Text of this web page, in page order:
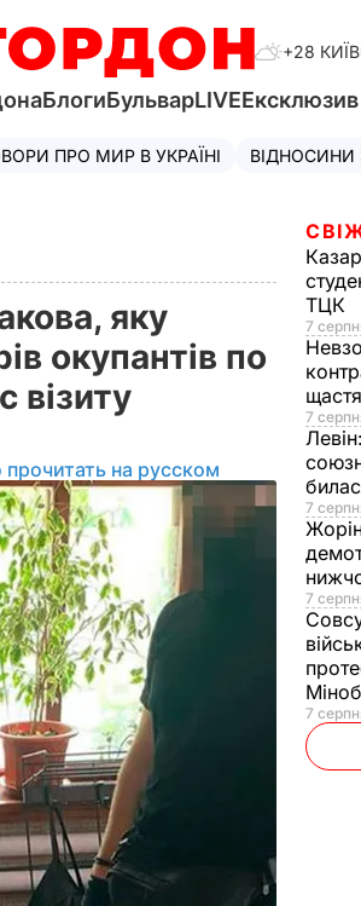
+28 КИЇВ
БлогиБульварLIVEЕксклюзив
ПРО МИР В УКРАЇНІ
яку
окупантів по
візиту
на русском
ТЦК
7
щастя
7
Левін:
7
7
7